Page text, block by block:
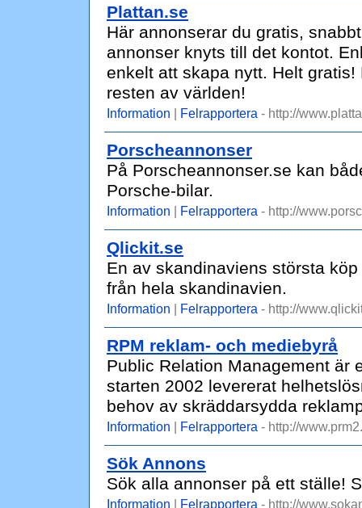
Plattan.se
Här annonserar du gratis,
annonser knyts till det kontot.
enkelt att skapa nytt. Helt
resten av världen!
Information | Felrapportera - http://
Porscheannonser
På Porscheannonser.se kan
Porsche-bilar.
Information | Felrapportera - http://
Qlickit.se
En av skandinaviens största
från hela skandinavien.
Information | Felrapportera - http://
RPM reklam- och mediebyrå
Public Relation Management är
starten 2002 levererat
behov av skräddarsydda
Information | Felrapportera - http://
Sök Annons
Sök alla annonser på ett ställe!
Information | Felrapportera - http://